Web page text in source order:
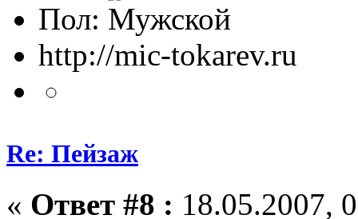
Пол:
http://mic-tokarev.ru
Re: Пейзаж
« Ответ #8 : 18.05.2007,